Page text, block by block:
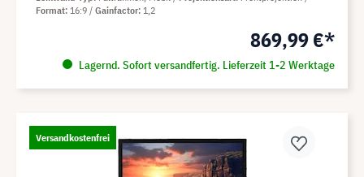
869,99 €*
Lagernd. Sofort versandfertig. Lieferzeit 1-2 Werktage
Format 16:9 Gainfactor 1,2
Versandkostenfrei